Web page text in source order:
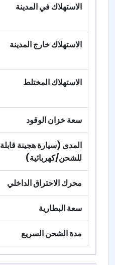
الاستهلاك في المدينة
الاستهلاك خارج المدينة
الاستهلاك المختلط
سعة خزان الوقود
المدى (سيارة هجينة قابلة
للشحن/كهربائية)
محرك الاحتراق الداخلي
سعة البطارية
مدة الشحن السريع